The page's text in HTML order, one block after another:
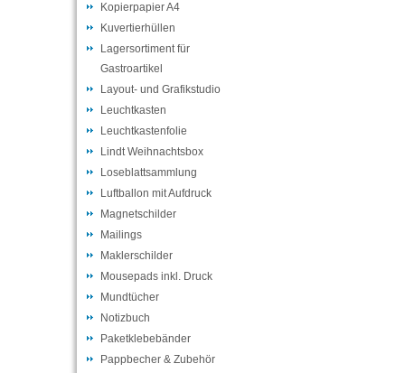
Kopierpapier A4
Kuvertierhüllen
Lagersortiment für
Gastroartikel
Layout- und Grafikstudio
Leuchtkasten
Leuchtkastenfolie
Lindt Weihnachtsbox
Loseblattsammlung
Luftballon mit Aufdruck
Magnetschilder
Mailings
Maklerschilder
Mousepads inkl. Druck
Mundtücher
Notizbuch
Paketklebebänder
Pappbecher & Zubehör